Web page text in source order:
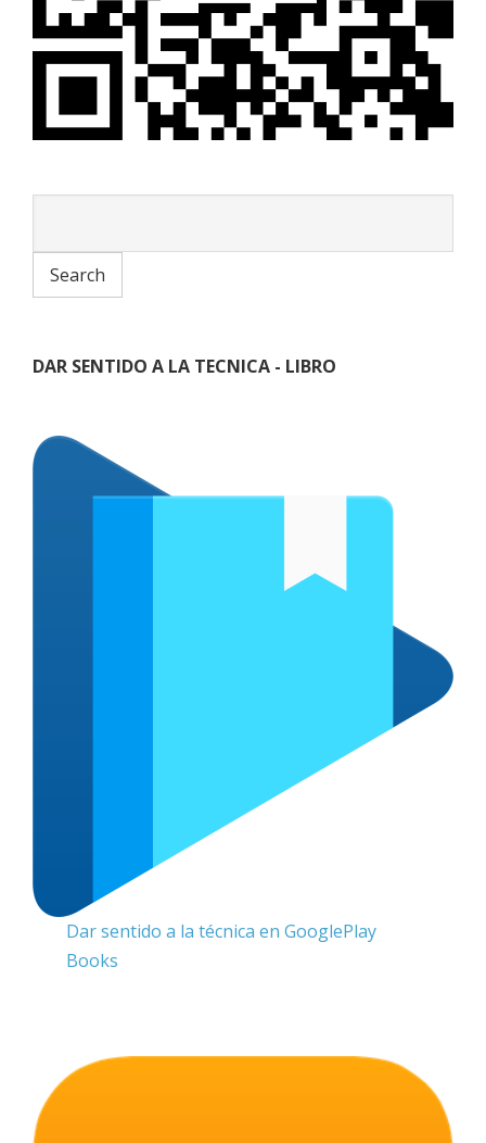
DAR SENTIDO A LA TECNICA - LIBRO
Dar sentido a la técnica en GooglePlay
Books